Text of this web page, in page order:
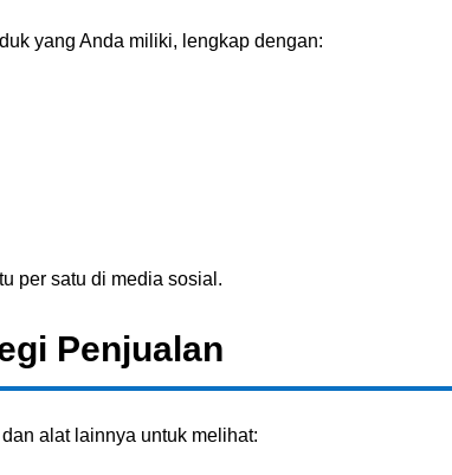
yang Anda miliki, lengkap dengan:
per satu di media sosial.
Penjualan
alat lainnya untuk melihat: